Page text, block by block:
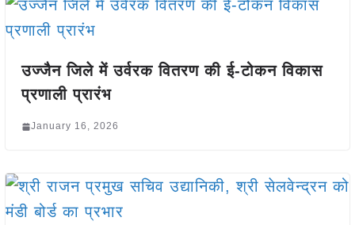
उज्जैन जिले में उर्वरक वितरण की ई-टोकन विकास
प्रणाली प्रारंभ
January 16, 2026